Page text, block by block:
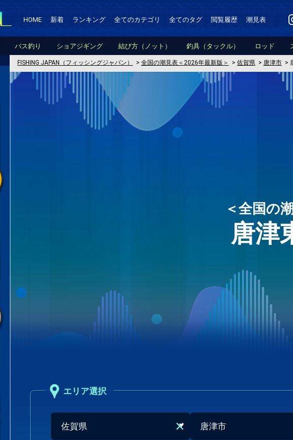
HOME 新着 ランキング 全てのカテゴリ 全てのタグ 閲覧履歴 潮見表
バス釣り ショアジギング 結び方（ノット） 釣具（タックル） ロッド
FISHING JAPAN（フィッシングジャパン） > 全国の潮見表＜2026年最新版＞ > 佐賀県 > 唐津市 >
＜全国の
唐津
エリア選択